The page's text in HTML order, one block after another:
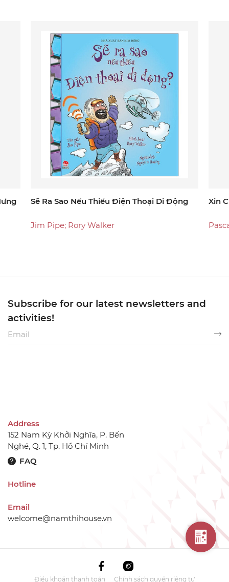
Sẽ Ra Sao Nếu Thiếu Điện Thoại Di Động
Jim Pipe; Rory Walker
Xin
Address
152 Nam Kỳ Khởi Nghĩa, P. Bến
Nghé, Q. 1, Tp. Hồ Chí Minh
FAQ
Hotline
Email
welcome@namthihouse.vn
Subscribe for our latest newsletters and
activities!
Điều khoản thanh toán Chính sách quyền riêng tư